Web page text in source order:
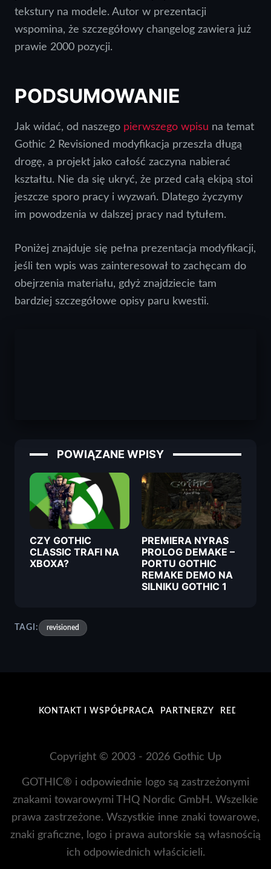
tekstury na modele. Autor w prezentacji
wspomina, że szczegółowy changelog zawiera już
prawie 2000 pozycji.
PODSUMOWANIE
Jak widać, od naszego pierwszego wpisu na temat
Gothic 2 Revisioned modyfikacja przeszła długą
drogę, a projekt jako całość zaczyna nabierać
kształtu. Nie da się ukryć, że przed całą ekipą stoi
jeszcze sporo pracy i wyzwań. Dlatego życzymy
im powodzenia w dalszej pracy nad tytułem.
Poniżej znajduje się pełna prezentacja modyfikacji,
jeśli ten wpis was zainteresował to zachęcam do
obejrzenia materiału, gdyż znajdziecie tam
bardziej szczegółowe opisy paru kwestii.
POWIĄZANE WPISY
CZY GOTHIC
CLASSIC TRAFI NA
XBOXA?
PREMIERA NYRAS
PROLOG DEMAKE –
PORTU GOTHIC
REMAKE DEMO NA
SILNIKU GOTHIC 1
TAGI: revisioned
KONTAKT I WSPÓŁPRACA PARTNERZY REDAKCJA
Copyright © 2003 - 2026 Gothic Up
GOTHIC® i odpowiednie logo są zastrzeżonymi
znakami towarowymi THQ Nordic GmbH. Wszelkie
prawa zastrzeżone. Wszystkie inne znaki towarowe,
znaki graficzne, logo i prawa autorskie są własnością
ich odpowiednich właścicieli.